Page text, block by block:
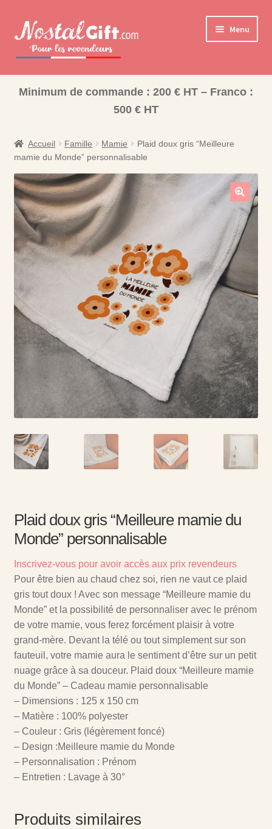
Aller
à
Aller
au
contenu
Menu
Ouvrir
Bisounours
Nos Collections
Minimum de commande : 200 € HT – Franco :
500 € HT
Accueil Famille Mamie
Plaid doux gris “Meilleure
mamie du Monde” personnalisable
Plaid doux gris “Meilleure mamie du
Monde” personnalisable
Inscrivez-vous pour avoir accès aux prix revendeurs
Pour être bien au chaud chez soi, rien ne vaut ce plaid
gris tout doux ! Avec son message “Meilleure mamie du
Monde” et la possibilité de personnaliser avec le prénom
de votre mamie, vous ferez forcément plaisir à votre
grand-mère. Devant la télé ou tout simplement sur son
fauteuil, votre mamie aura le sentiment d’être sur un petit
nuage grâce à sa douceur. Plaid doux “Meilleure mamie
du Monde” – Cadeau mamie personnalisable
– Dimensions : 125 x 150 cm
– Matière : 100% polyester
– Couleur : Gris (légèrement foncé)
– Design :Meilleure mamie du Monde
– Personnalisation : Prénom
– Entretien : Lavage à 30°
Produits similaires